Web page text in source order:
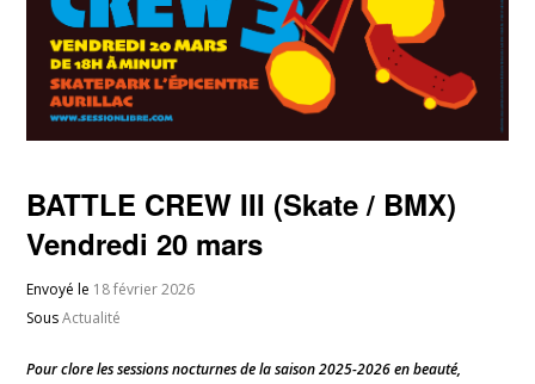
BATTLE CREW III (Skate / BMX)
Vendredi 20 mars
Envoyé le 18 février 2026
SousActualité
Pour clore les sessions nocturnes de la saison 2025-2026 en beauté,